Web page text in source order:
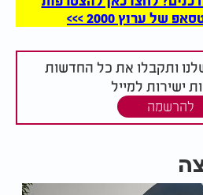
של ערוץ 2000 >>>
ותקבלו את כל החדשות
ישירות למייל
להרשמה